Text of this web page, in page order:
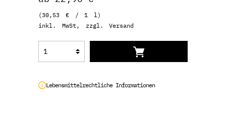
(30,53 € / 1 l)
inkl. MwSt, zzgl. Versand
Lebensmittelrechtliche Informationen